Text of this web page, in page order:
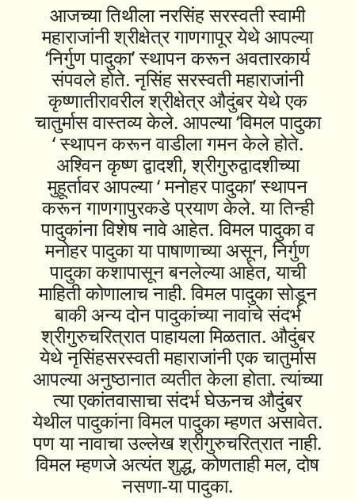
आजच्या तिथीला नरसिंह सरस्वती स्वामी
महाराजांनी श्रीक्षेत्र गाणगापूर येथे आपल्या
‘निर्गुण पादुका’ स्थापन करून अवतारकार्य
संपवले होते. नृसिंह सरस्वती महाराजांनी
कृष्णातीरावरील श्रीक्षेत्र औदुंबर येथे एक
चातुर्मास वास्तव्य केले. आपल्या ‘विमल पादुका
‘ स्थापन करून वाडीला गमन केले होते.
अश्विन कृष्ण द्वादशी, श्रीगुरुद्वादशीच्या
मुहूर्तावर आपल्या ‘ मनोहर पादुका’ स्थापन
करून गाणगापुरकडे प्रयाण केले. या तिन्ही
पादुकांना विशेष नावे आहेत. विमल पादुका व
मनोहर पादुका या पाषाणाच्या असून, निर्गुण
पादुका कशापासून बनलेल्या आहेत, याची
माहिती कोणालाच नाही. विमल पादुका सोडून
बाकी अन्य दोन पादुकांच्या नावांचे संदर्भ
श्रीगुरुचरित्रात पाहायला मिळतात. औदुंबर
येथे नृसिंहसरस्वती महाराजांनी एक चातुर्मास
आपल्या अनुष्ठानात व्यतीत केला होता. त्यांच्या
त्या एकांतवासाचा संदर्भ घेऊनच औदुंबर
येथील पादुकांना विमल पादुका म्हणत असावेत.
पण या नावाचा उल्लेख श्रीगुरुचरित्रात नाही.
विमल म्हणजे अत्यंत शुद्ध, कोणताही मल, दोष
नसणा-या पादुका.